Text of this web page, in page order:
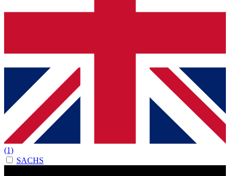
(1)
SACHS